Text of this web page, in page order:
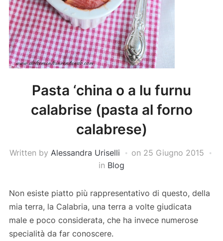
Pasta ‘china o a lu furnu
calabrise (pasta al forno
calabrese)
Written by Alessandra Uriselli on 25 Giugno 2015
in Blog
Non esiste piatto più rappresentativo di questo, della
mia terra, la Calabria, una terra a volte giudicata
male e poco considerata, che ha invece numerose
specialità da far conoscere.